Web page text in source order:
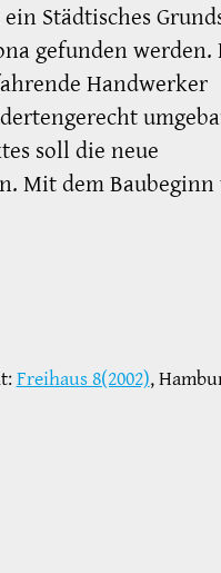
Städtisches
gefunden werden.
Handwerker
soll die neue
Mit dem
Freihaus 8(2002),